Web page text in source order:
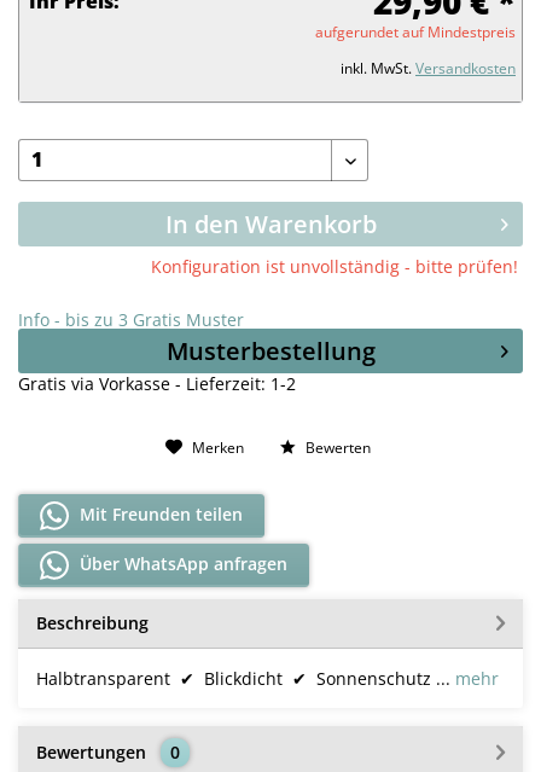
aufgerundet auf Mindestpreis
inkl. MwSt.Versandkosten
In den Warenkorb
Konfiguration ist unvollständig - bitte prüfen!
Musterbestellung
Info - bis zu 3 Gratis Muster
Gratis via Vorkasse - Lieferzeit: 1-2
Merken Bewerten
Mit Freunden teilen
Über WhatsApp anfragen
Beschreibung
Halbtransparent ✔ Blickdicht ✔ Sonnenschutz ... mehr
Bewertungen 0